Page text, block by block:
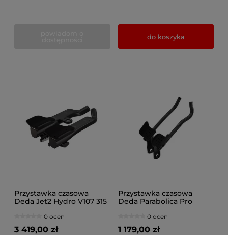
do koszyka
Przystawka czasowa
Deda Jet2 Hydro V107 315
0 ocen
3 419,00 zł
Przystawka czasowa
Deda Parabolica Pro
0 ocen
1 179,00 zł